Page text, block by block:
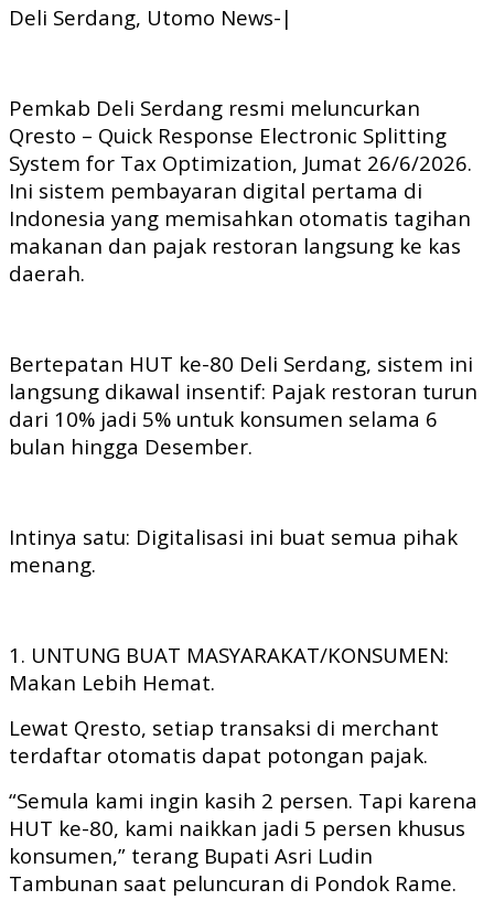
Deli Serdang, Utomo News-|
Pemkab Deli Serdang resmi meluncurkan
Qresto – Quick Response Electronic Splitting
System for Tax Optimization, Jumat 26/6/2026.
Ini sistem pembayaran digital pertama di
Indonesia yang memisahkan otomatis tagihan
makanan dan pajak restoran langsung ke kas
daerah.
Bertepatan HUT ke-80 Deli Serdang, sistem ini
langsung dikawal insentif: Pajak restoran turun
dari 10% jadi 5% untuk konsumen selama 6
bulan hingga Desember.
Intinya satu: Digitalisasi ini buat semua pihak
menang.
1. UNTUNG BUAT MASYARAKAT/KONSUMEN:
Makan Lebih Hemat.
Lewat Qresto, setiap transaksi di merchant
terdaftar otomatis dapat potongan pajak.
“Semula kami ingin kasih 2 persen. Tapi karena
HUT ke-80, kami naikkan jadi 5 persen khusus
konsumen,” terang Bupati Asri Ludin
Tambunan saat peluncuran di Pondok Rame.